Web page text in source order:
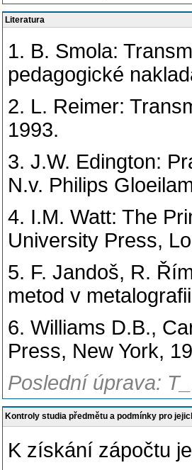
Literatura
1. B. Smola:
pedagogické
2. L. Reimer:
1993.
3. J.W. Edington:
N.v. Philips
4. I.M. Watt: The
University Press,
5. F. Jandoš, R.
metod v
6. Williams D.B.,
Press, New York,
Poslední úprava:
Kontroly studia předmětu a podmínky pro
K získání zápočtu